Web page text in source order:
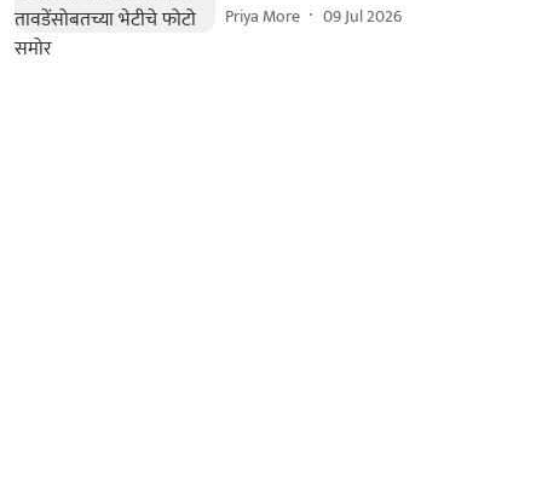
Priya More 09 Jul 2026